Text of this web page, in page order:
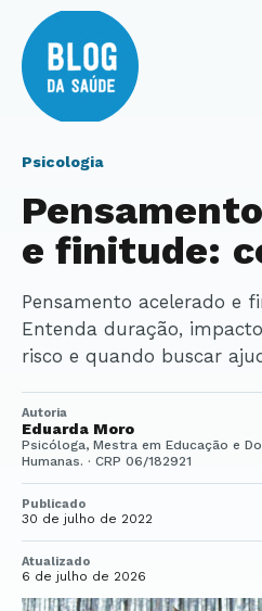
Psicologia
e finitude:
Pensamento acelerado e finitude: como lidar.
Entenda duração,
risco e quando buscar
Autoria
Eduarda Moro
Psicóloga, Mestra em Educação e
Humanas. · CRP 06/182921
Publicado
30 de julho de 2022
Atualizado
6 de julho de 2026